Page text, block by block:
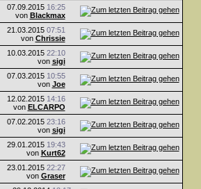
07.09.2015 16:25
von Blackmax
21.03.2015 07:51
von Chrissie
10.03.2015 22:10
von sigi
07.03.2015 10:55
von Joe
12.02.2015 14:16
von ELCARPO
07.02.2015 23:16
von sigi
29.01.2015 19:43
von Kurt62
23.01.2015 22:27
von Graser